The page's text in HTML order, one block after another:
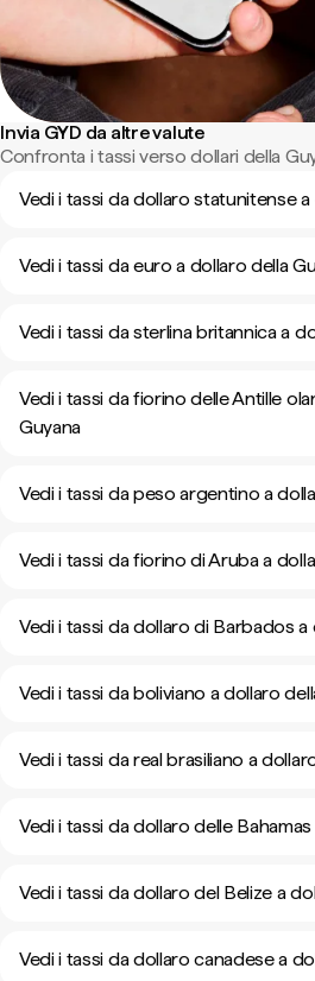
Invia GYD da altre valute
Confronta i tassi verso dollari della
Vedi i tassi da dollaro statunitense
Vedi i tassi da euro a dollaro della
Vedi i tassi da sterlina britannica a
Vedi i tassi da fiorino delle Antille
Guyana
Vedi i tassi da peso argentino a
Vedi i tassi da fiorino di Aruba a
Vedi i tassi da dollaro di Barbados a
Vedi i tassi da boliviano a dollaro
Vedi i tassi da real brasiliano a
Vedi i tassi da dollaro delle
Vedi i tassi da dollaro del Belize a
Vedi i tassi da dollaro canadese a